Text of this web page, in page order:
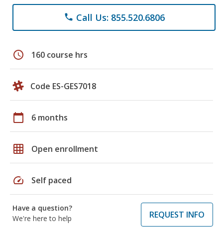
phone Call Us: 855.520.6806
schedule 160 course hrs
Code ES-GES7018
calendar_today 6 months
grid_on Open enrollment
speed Self paced
Have a question?
We're here to help
REQUEST INFO